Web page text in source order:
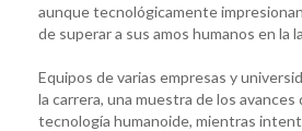
aunque tecnológicamente
de superar a sus amos humanos en la
Equipos de varias empresas y
la carrera, una muestra de los avances
tecnología humanoide, mientras